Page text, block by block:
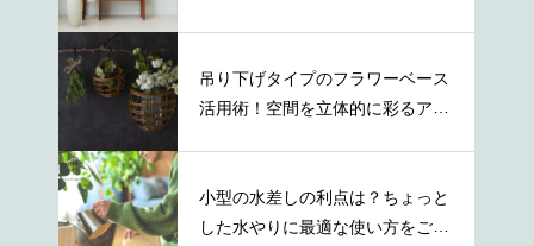
吊り下げタイプのフラワーベース
活用術！空間を立体的に彩るアイ
小型の水差しの利点は？ちょっと
した水やりに最適な使い方をご紹